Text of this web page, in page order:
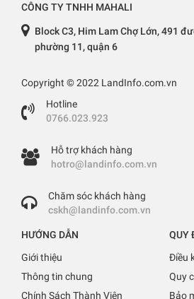
CÔNG TY TNHH MAHALI
Block C3, Him Lam Chợ Lớn, 491
phường 11, quận 6
Copyright © 2022 LandInfo.com.vn
Hotline
0766.023.923
Hỗ trợ khách hàng
hotro@landinfo.com.vn
Chăm sóc khách hàng
cskh@landinfo.com.vn
HƯỚNG DẪN
Giới thiệu
Thông tin chung
Chính Sách Thành Viên
QUY
Điều
Quy
Bảo